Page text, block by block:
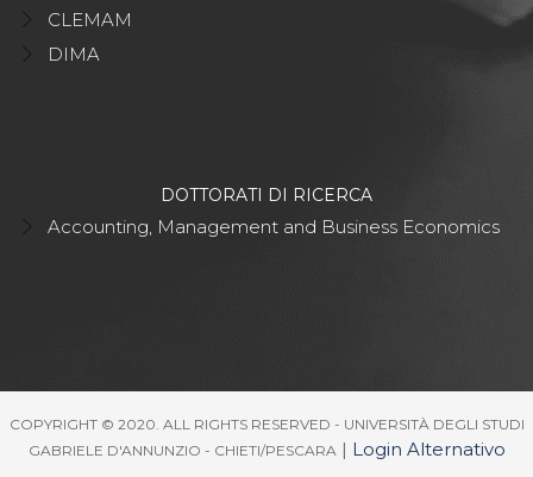
CLEMAM
DIMA
DOTTORATI DI RICERCA
Accounting, Management and Business Economics
COPYRIGHT © 2020. ALL RIGHTS RESERVED - UNIVERSITÀ DEGLI STUDI
GABRIELE D'ANNUNZIO - CHIETI/PESCARA | Login Alternativo